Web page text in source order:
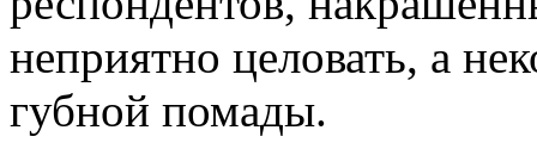
неприятно целовать, а
губной помады.